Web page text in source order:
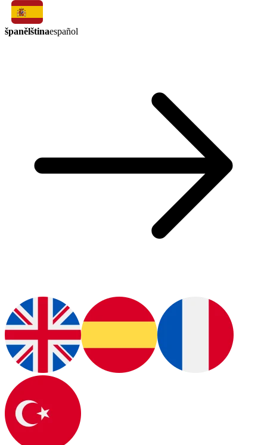
španělštinaespañol